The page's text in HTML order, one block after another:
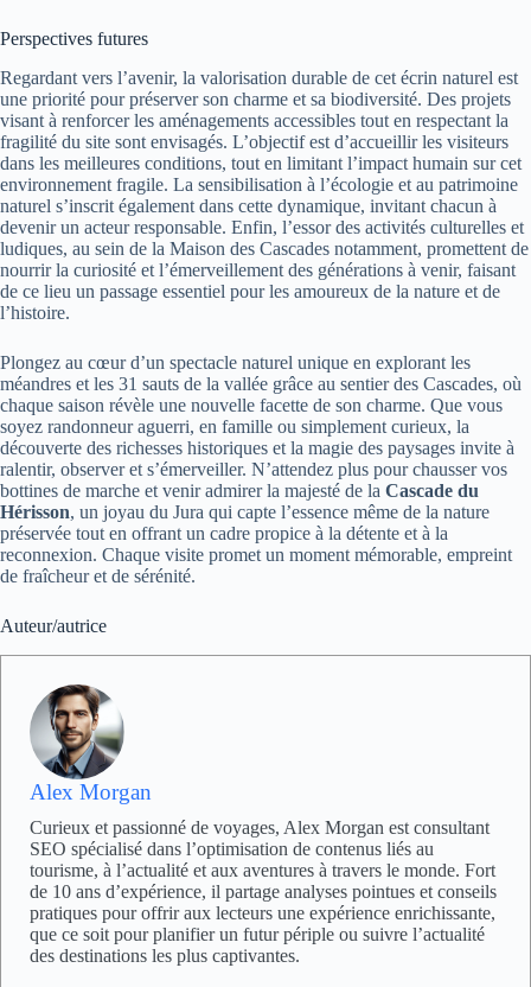
Perspectives futures
Regardant vers l’avenir, la valorisation durable de cet écrin naturel est
une priorité pour préserver son charme et sa biodiversité. Des projets
visant à renforcer les aménagements accessibles tout en respectant la
fragilité du site sont envisagés. L’objectif est d’accueillir les visiteurs
dans les meilleures conditions, tout en limitant l’impact humain sur cet
environnement fragile. La sensibilisation à l’écologie et au patrimoine
naturel s’inscrit également dans cette dynamique, invitant chacun à
devenir un acteur responsable. Enfin, l’essor des activités culturelles et
ludiques, au sein de la Maison des Cascades notamment, promettent de
nourrir la curiosité et l’émerveillement des générations à venir, faisant
de ce lieu un passage essentiel pour les amoureux de la nature et de
l’histoire.
Plongez au cœur d’un spectacle naturel unique en explorant les
méandres et les 31 sauts de la vallée grâce au sentier des Cascades, où
chaque saison révèle une nouvelle facette de son charme. Que vous
soyez randonneur aguerri, en famille ou simplement curieux, la
découverte des richesses historiques et la magie des paysages invite à
ralentir, observer et s’émerveiller. N’attendez plus pour chausser vos
bottines de marche et venir admirer la majesté de la Cascade du
Hérisson, un joyau du Jura qui capte l’essence même de la nature
préservée tout en offrant un cadre propice à la détente et à la
reconnexion. Chaque visite promet un moment mémorable, empreint
de fraîcheur et de sérénité.
Auteur/autrice
Alex Morgan
Curieux et passionné de voyages, Alex Morgan est consultant
SEO spécialisé dans l’optimisation de contenus liés au
tourisme, à l’actualité et aux aventures à travers le monde. Fort
de 10 ans d’expérience, il partage analyses pointues et conseils
pratiques pour offrir aux lecteurs une expérience enrichissante,
que ce soit pour planifier un futur périple ou suivre l’actualité
des destinations les plus captivantes.